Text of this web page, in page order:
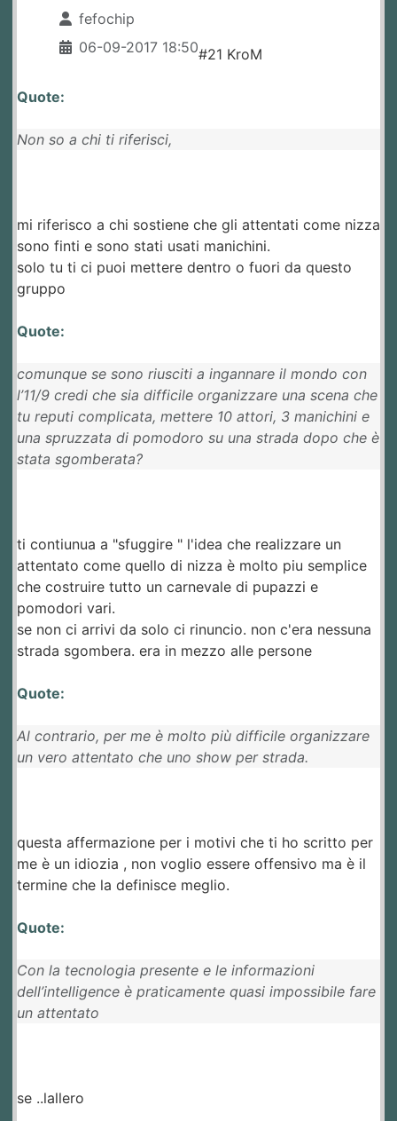
fefochip
06-09-2017 18:50#21 KroM
Quote:
Non so a chi ti riferisci,
mi riferisco a chi sostiene che gli attentati come nizza
sono finti e sono stati usati manichini.
solo tu ti ci puoi mettere dentro o fuori da questo
gruppo
Quote:
comunque se sono riusciti a ingannare il mondo con
l’11/9 credi che sia difficile organizzare una scena che
tu reputi complicata, mettere 10 attori, 3 manichini e
una spruzzata di pomodoro su una strada dopo che è
stata sgomberata?
ti contiunua a "sfuggire " l'idea che realizzare un
attentato come quello di nizza è molto piu semplice
che costruire tutto un carnevale di pupazzi e
pomodori vari.
se non ci arrivi da solo ci rinuncio. non c'era nessuna
strada sgombera. era in mezzo alle persone
Quote:
Al contrario, per me è molto più difficile organizzare
un vero attentato che uno show per strada.
questa affermazione per i motivi che ti ho scritto per
me è un idiozia , non voglio essere offensivo ma è il
termine che la definisce meglio.
Quote:
Con la tecnologia presente e le informazioni
dell’intelligence è praticamente quasi impossibile fare
un attentato
se ..lallero